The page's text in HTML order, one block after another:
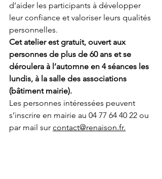
d’aider les participants à développer
leur confiance et valoriser leurs qualités
personnelles.
Cet atelier est gratuit, ouvert aux
personnes de plus de 60 ans et se
déroulera à l’automne en 4 séances les
lundis, à la salle des associations
(bâtiment mairie).
Les personnes intéressées peuvent
s’inscrire en mairie au 04 77 64 40 22 ou
par mail sur contact@renaison.fr.